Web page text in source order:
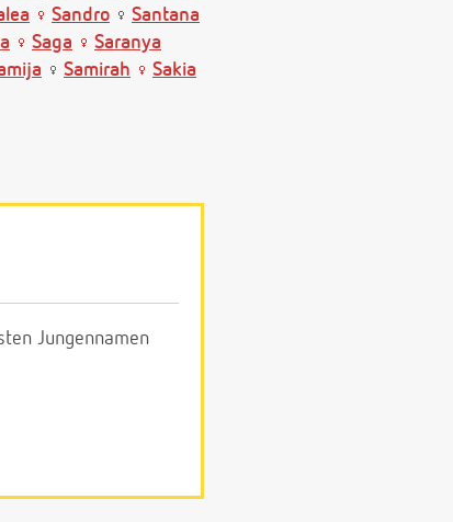
Sandro
Santana
Saga
Saranya
Samirah
Sakia
Jungennamen